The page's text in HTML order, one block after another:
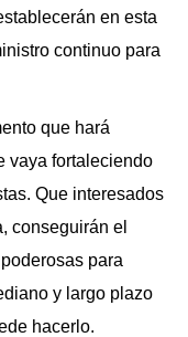
en esta
continuo para
que hará
vaya fortaleciendo
Que interesados
conseguirán el
para
y largo plazo
hacerlo.